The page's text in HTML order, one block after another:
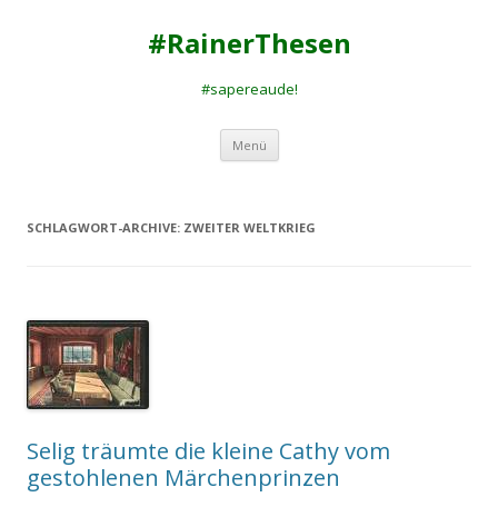
#RainerThesen
#sapereaude!
Menü Zum
springen
SCHLAGWORT-ARCHIVE: ZWEITER WELTKRIEG
Selig träumte die kleine Cathy vom
gestohlenen Märchenprinzen